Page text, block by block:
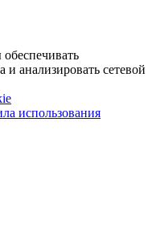
анализировать сетевой
использования